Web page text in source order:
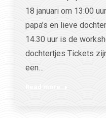
18 januari om 13:00
papa’s en lieve
14.30 uur is de
dochtertjes Tickets
een…